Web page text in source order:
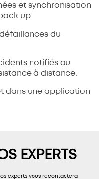
et synchronisation
up.
du
notifiés au
à distance.
dans une application
EXPERTS
experts vous recontactera